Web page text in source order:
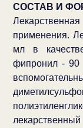
СОСТАВ И
применения.
мл в
фипронил - 90